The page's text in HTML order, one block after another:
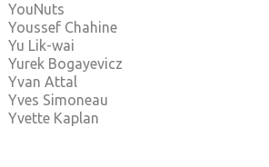
YouNuts
Youssef Chahine
Yu Lik-wai
Yurek Bogayevicz
Yvan Attal
Yves Simoneau
Yvette Kaplan